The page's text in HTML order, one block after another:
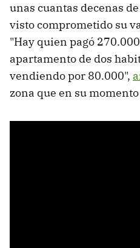
unas cuantas decenas
visto comprometido su
"Hay quien pagó
apartamento de dos
vendiendo por 80.000",
zona que en su